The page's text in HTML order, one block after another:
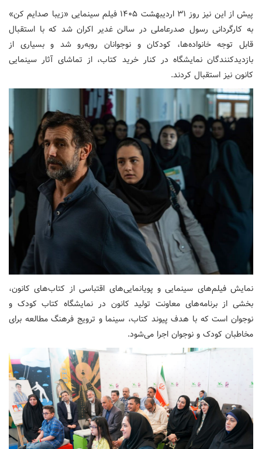
پیش از این نیز روز ۳۱ اردیبهشت ۱۴۰۵ فیلم سینمایی «زیبا صدایم کن»
به کارگردانی رسول صدرعاملی در سالن غدیر اکران شد که با استقبال
قابل توجه خانواده‌ها، کودکان و نوجوانان روبه‌رو شد و بسیاری از
بازدیدکنندگان نمایشگاه در کنار خرید کتاب، از تماشای آثار سینمایی
کانون نیز استقبال کردند.
نمایش فیلم‌های سینمایی و پویانمایی‌های اقتباسی از کتاب‌های کانون،
بخشی از برنامه‌های معاونت تولید کانون در نمایشگاه کتاب کودک و
نوجوان است که با هدف پیوند کتاب، سینما و ترویج فرهنگ مطالعه برای
مخاطبان کودک و نوجوان اجرا می‌شود.